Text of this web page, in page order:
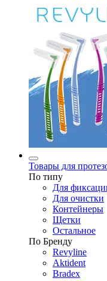
Товары для
По типу
Для
Для очистки
Контейнеры
Щетки
Остальное
По Бренду
Revyline
Aktident
Bradex